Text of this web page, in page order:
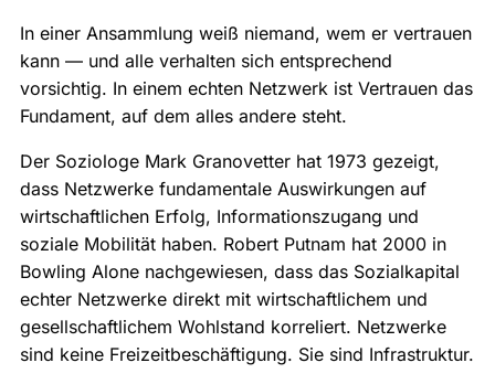
In einer Ansammlung weiß niemand, wem er vertrauen
kann — und alle verhalten sich entsprechend
vorsichtig. In einem echten Netzwerk ist Vertrauen das
Fundament, auf dem alles andere steht.
Der Soziologe Mark Granovetter hat 1973 gezeigt,
dass Netzwerke fundamentale Auswirkungen auf
wirtschaftlichen Erfolg, Informationszugang und
soziale Mobilität haben. Robert Putnam hat 2000 in
Bowling Alone nachgewiesen, dass das Sozialkapital
echter Netzwerke direkt mit wirtschaftlichem und
gesellschaftlichem Wohlstand korreliert. Netzwerke
sind keine Freizeitbeschäftigung. Sie sind Infrastruktur.